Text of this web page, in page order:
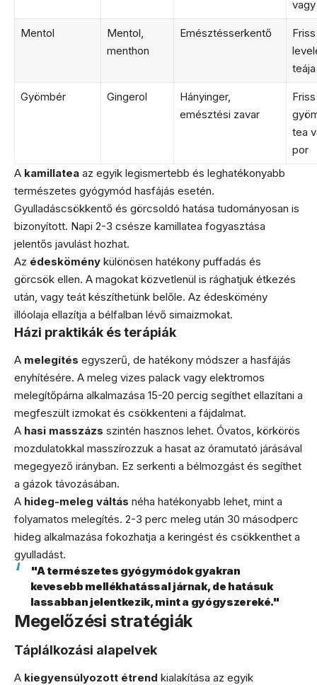
Mentol
Mentol,
menthon
Emésztésserkentő
Friss
teája
Gyömbér Gingerol
Hányinger,
emésztési zavar
Friss
tea
por
A kamillatea az egyik legismertebb és leghatékonyabb
természetes gyógymód hasfájás esetén.
Gyulladáscsökkentő és görcsoldó hatása tudományosan is
bizonyított. Napi 2-3 csésze kamillatea fogyasztása
jelentős javulást hozhat.
Az édeskömény különösen hatékony puffadás és
görcsök ellen. A magokat közvetlenül is rághatjuk étkezés
után, vagy teát készíthetünk belőle. Az édeskömény
illóolaja ellazítja a bélfalban lévő simaizmokat.
Házi praktikák és terápiák
A melegítés egyszerű, de hatékony módszer a hasfájás
enyhítésére. A meleg vizes palack vagy elektromos
melegítőpárna alkalmazása 15-20 percig segíthet ellazítani a
megfeszült izmokat és csökkenteni a fájdalmat.
A hasi masszázs szintén hasznos lehet. Óvatos, körkörös
mozdulatokkal masszírozzuk a hasat az óramutató járásával
megegyező irányban. Ez serkenti a bélmozgást és segíthet
a gázok távozásában.
A hideg-meleg váltás néha hatékonyabb lehet, mint a
folyamatos melegítés. 2-3 perc meleg után 30 másodperc
hideg alkalmazása fokozhatja a keringést és csökkenthet a
gyulladást.
"A természetes gyógymódok gyakran
kevesebb mellékhatással járnak, de hatásuk
lassabban jelentkezik, mint a gyógyszereké."
Megelőzési stratégiák
Táplálkozási alapelvek
A kiegyensúlyozott étrend kialakítása az egyik